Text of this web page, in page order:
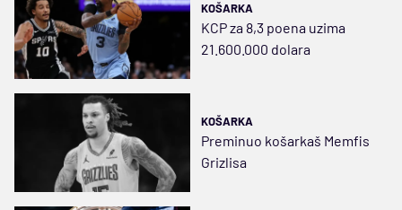
KOŠARKA
KCP za 8,3 poena uzima
21.600.000 dolara
KOŠARKA
Preminuo košarkaš Memfis
Grizlisa